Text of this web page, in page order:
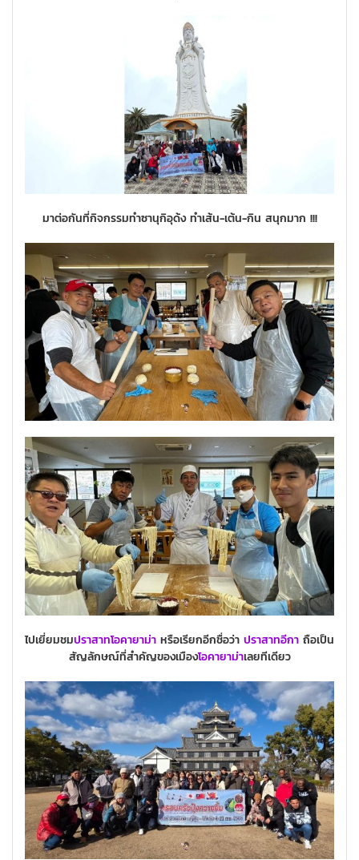
มาต่อกันที่กิจกรรมทำซานุกิอุด้ง ทำเส้น-เต้น-กิน สนุกมาก !!!
ไปเยี่ยมชมปราสาทโอคายาม่า หรือเรียกอีกชื่อว่า ปราสาทอีกา ถือเป็น
สัญลักษณ์ที่สำคัญของเมืองโอคายาม่าเลยทีเดียว